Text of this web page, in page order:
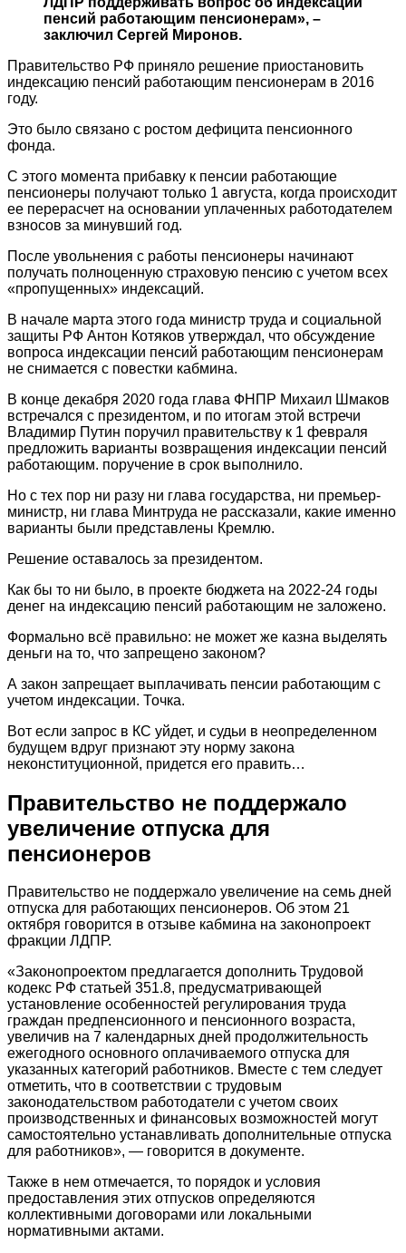
пенсий работающим пенсионерам», –
заключил Сергей Миронов.
Правительство РФ приняло решение приостановить
индексацию пенсий работающим пенсионерам в 2016
году.
Это было связано с ростом дефицита пенсионного
фонда.
С этого момента прибавку к пенсии работающие
пенсионеры получают только 1 августа, когда происходит
ее перерасчет на основании уплаченных работодателем
взносов за минувший год.
После увольнения с работы пенсионеры начинают
получать полноценную страховую пенсию с учетом всех
«пропущенных» индексаций.
В начале марта этого года министр труда и социальной
защиты РФ Антон Котяков утверждал, что обсуждение
вопроса индексации пенсий работающим пенсионерам
не снимается с повестки кабмина.
В конце декабря 2020 года глава ФНПР Михаил Шмаков
встречался с президентом, и по итогам этой встречи
Владимир Путин поручил правительству к 1 февраля
предложить варианты возвращения индексации пенсий
работающим. поручение в срок выполнило.
Но с тех пор ни разу ни глава государства, ни премьер-
министр, ни глава Минтруда не рассказали, какие именно
варианты были представлены Кремлю.
Решение оставалось за президентом.
Как бы то ни было, в проекте бюджета на 2022-24 годы
денег на индексацию пенсий работающим не заложено.
Формально всё правильно: не может же казна выделять
деньги на то, что запрещено законом?
А закон запрещает выплачивать пенсии работающим с
учетом индексации. Точка.
Вот если запрос в КС уйдет, и судьи в неопределенном
будущем вдруг признают эту норму закона
неконституционной, придется его править…
Правительство не поддержало
увеличение отпуска для
пенсионеров
Правительство не поддержало увеличение на семь дней
отпуска для работающих пенсионеров. Об этом 21
октября говорится в отзыве кабмина на законопроект
фракции ЛДПР.
«Законопроектом предлагается дополнить Трудовой
кодекс РФ статьей 351.8, предусматривающей
установление особенностей регулирования труда
граждан предпенсионного и пенсионного возраста,
увеличив на 7 календарных дней продолжительность
ежегодного основного оплачиваемого отпуска для
указанных категорий работников. Вместе с тем следует
отметить, что в соответствии с трудовым
законодательством работодатели с учетом своих
производственных и финансовых возможностей могут
самостоятельно устанавливать дополнительные отпуска
для работников», — говорится в документе.
Также в нем отмечается, то порядок и условия
предоставления этих отпусков определяются
коллективными договорами или локальными
нормативными актами.